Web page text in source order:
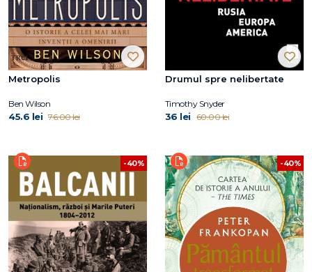
Metropolis
Ben Wilson
45.6 lei 76.00 lei
Drumul spre nelibertate
Timothy Snyder
36 lei 60.00 lei
-40% -40%